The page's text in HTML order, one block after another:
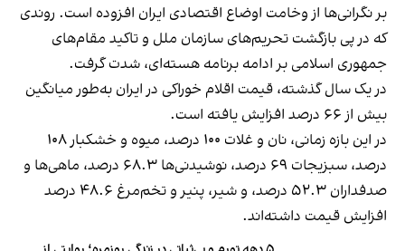
بر نگرانی‌ها از وخامت اوضاع اقتصادی ایران افزوده است. روندی
که در پی بازگشت تحریم‌های سازمان ملل و تاکید مقام‌های
جمهوری اسلامی بر ادامه برنامه هسته‌ای، شدت گرفت.
در یک سال گذشته، قیمت اقلام خوراکی در ایران به‌طور میانگین
بیش از ۶۶ درصد افزایش یافته است.
در این بازه زمانی، نان و غلات ۱۰۰ درصد، میوه و خشکبار ۱۰۸
درصد، سبزیجات ۶۹ درصد، نوشیدنی‌ها ۶۸.۳ درصد، ماهی‌ها و
صدفداران ۵۲.۳ درصد، و شیر، پنیر و تخم‌مرغ ۴۸.۶ درصد
افزایش قیمت داشته‌اند.